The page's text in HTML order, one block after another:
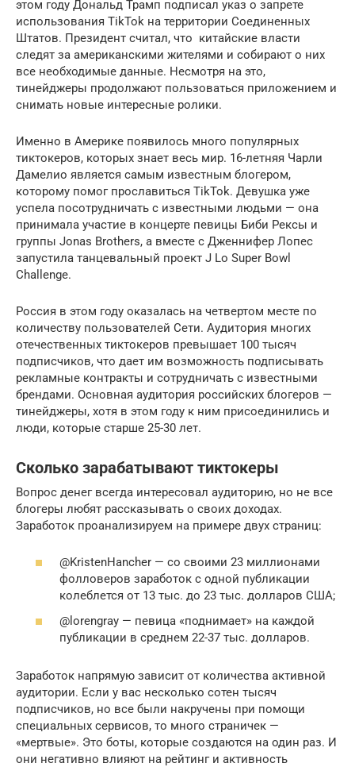
этом году Дональд Трамп подписал указ о запрете
использования TikTok на территории Соединенных
Штатов. Президент считал, что китайские власти
следят за американскими жителями и собирают о них
все необходимые данные. Несмотря на это,
тинейджеры продолжают пользоваться приложением и
снимать новые интересные ролики.
Именно в Америке появилось много популярных
тиктокеров, которых знает весь мир. 16-летняя Чарли
Дамелио является самым известным блогером,
которому помог прославиться TikTok. Девушка уже
успела посотрудничать с известными людьми — она
принимала участие в концерте певицы Биби Рексы и
группы Jonas Brothers, а вместе с Дженнифер Лопес
запустила танцевальный проект J Lo Super Bowl
Challenge.
Россия в этом году оказалась на четвертом месте по
количеству пользователей Сети. Аудитория многих
отечественных тиктокеров превышает 100 тысяч
подписчиков, что дает им возможность подписывать
рекламные контракты и сотрудничать с известными
брендами. Основная аудитория российских блогеров —
тинейджеры, хотя в этом году к ним присоединились и
люди, которые старше 25-30 лет.
Сколько зарабатывают тиктокеры
Вопрос денег всегда интересовал аудиторию, но не все
блогеры любят рассказывать о своих доходах.
Заработок проанализируем на примере двух страниц:
@KristenHancher — со своими 23 миллионами
фолловеров заработок с одной публикации
колеблется от 13 тыс. до 23 тыс. долларов США;
@lorengray — певица «поднимает» на каждой
публикации в среднем 22-37 тыс. долларов.
Заработок напрямую зависит от количества активной
аудитории. Если у вас несколько сотен тысяч
подписчиков, но все были накручены при помощи
специальных сервисов, то много страничек —
«мертвые». Это боты, которые создаются на один раз. И
они негативно влияют на рейтинг и активность